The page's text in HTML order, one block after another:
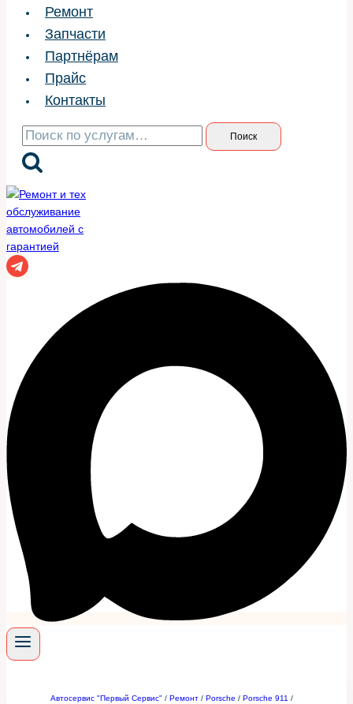
Ремонт
Запчасти
Партнёрам
Прайс
Контакты
Искать: Поиск
Автосервис "Первый Сервис" / Ремонт / Porsche / Porsche 911 /